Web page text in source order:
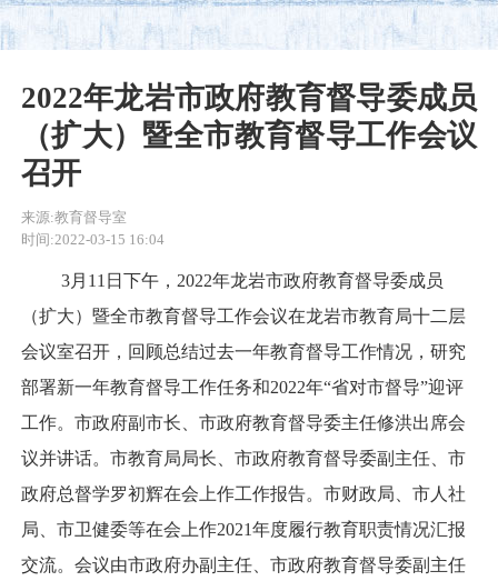
2022年龙岩市政府教育督导委成员
（扩大）暨全市教育督导工作会议
召开
来源:教育督导室
时间:2022-03-15 16:04
3月11日下午，2022年龙岩市政府教育督导委成员
（扩大）暨全市教育督导工作会议在龙岩市教育局十二层
会议室召开，回顾总结过去一年教育督导工作情况，研究
部署新一年教育督导工作任务和2022年“省对市督导”迎评
工作。市政府副市长、市政府教育督导委主任修洪出席会
议并讲话。市教育局局长、市政府教育督导委副主任、市
政府总督学罗初辉在会上作工作报告。市财政局、市人社
局、市卫健委等在会上作2021年度履行教育职责情况汇报
交流。会议由市政府办副主任、市政府教育督导委副主任